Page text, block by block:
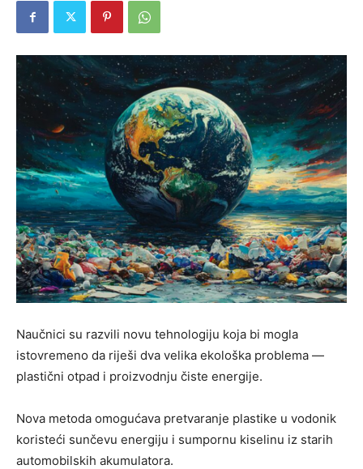
Naučnici su razvili novu tehnologiju koja bi mogla
istovremeno da riješi dva velika ekološka problema —
plastični otpad i proizvodnju čiste energije.
Nova metoda omogućava pretvaranje plastike u vodonik
koristeći sunčevu energiju i sumpornu kiselinu iz starih
automobilskih akumulatora.